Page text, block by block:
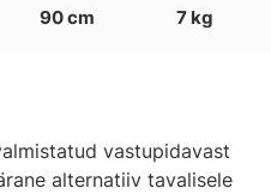
90 cm 7 kg
vastupidavast
alternatiiv tavalisele